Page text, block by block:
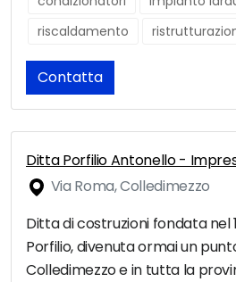
riscaldamento
Contatta
Ditta Porfilio Antonello -
Via Roma, Colledimezzo
Ditta di costruzioni fondata nel
Porfilio, divenuta ormai un
Colledimezzo e in tutta la